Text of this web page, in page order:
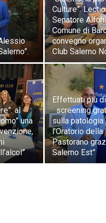
Culture”.
Senatore
Comune di
convegno
Club Salerno
al
una
Effettuati più
screening
sulla
l’Oratorio
Pastorano
Salerno Est”